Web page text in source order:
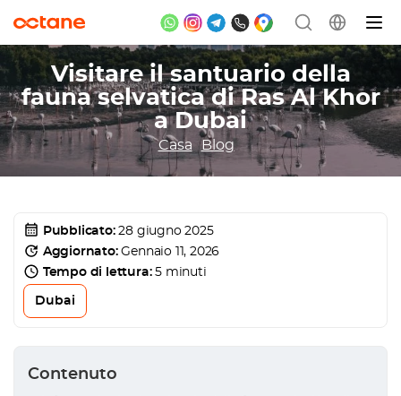
Visitare il santuario della
fauna selvatica di Ras Al Khor
a Dubai
Casa Blog
Pubblicato:28 giugno 2025
Aggiornato:Gennaio 11, 2026
Tempo di lettura:5 minuti
Dubai
Contenuto